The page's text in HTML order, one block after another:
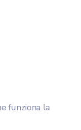
funziona la